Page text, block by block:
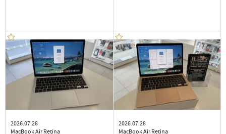
2026.07.28
MacBook Air Retina
2026.07.28
MacBook Air Retina